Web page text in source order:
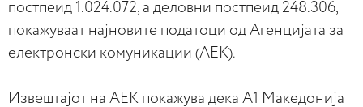
постпеид 1.024.072, а деловни постпеид 248.306,
покажуваат најновите податоци од Агенцијата за
електронски комуникации (АЕК).
Извештајот на АЕК покажува дека А1 Македонија